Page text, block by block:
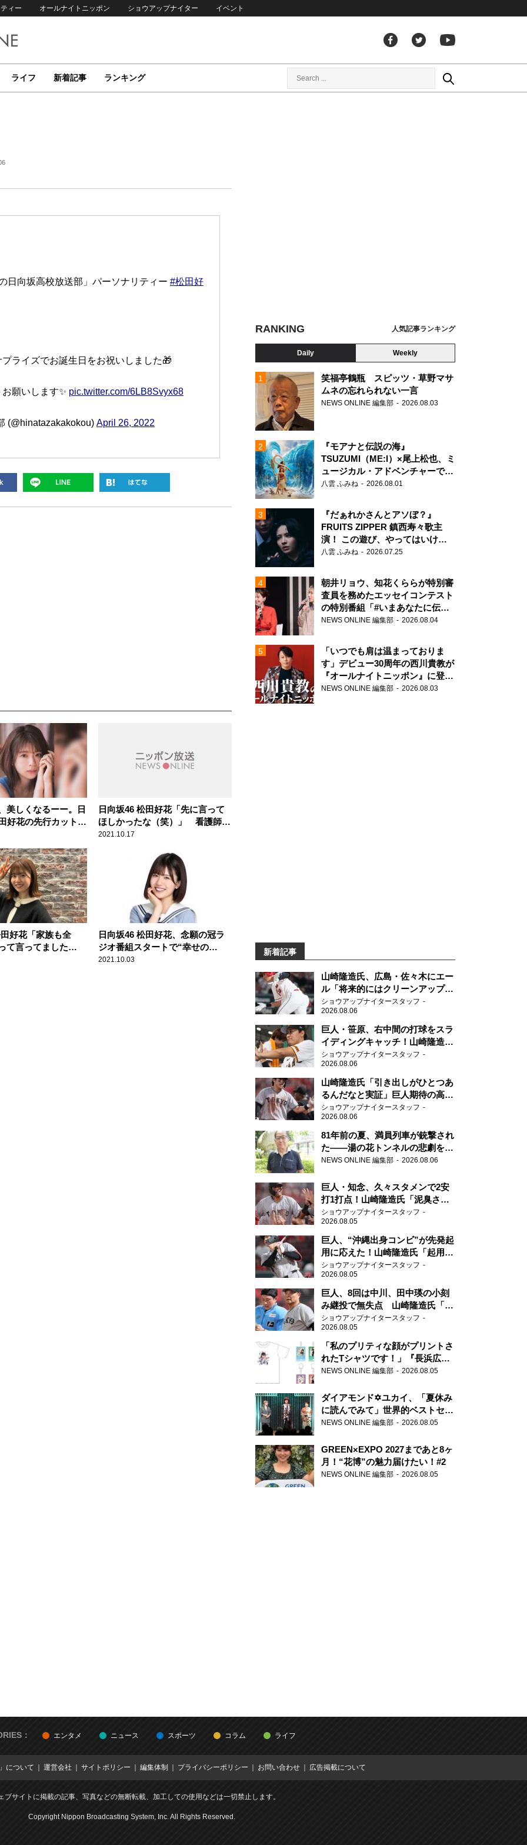
ィー オールナイトニッポン ショウアップナイター イベント
ライフ 新着記事 ランキング
日向坂高校放送部」パーソナリティー #松田好
ライズでお誕生日をお祝いしました🎁
願いします✨ pic.twitter.com/6LB8Svyx68
(@hinatazakakokou) April 26, 2022
美しくなるーー。日
好花の先行カットが
日向坂46 松田好花「先に言って
ほしかったな（笑）」 看護師か
らの思わぬ“告白”で頭が真っ白に
2021.10.17
好花「家族も全
て言ってました
日向坂46 松田好花、念願の冠ラ
ジオ番組スタートで“幸せの
涙”「こんな、初回から泣く人い
2021.10.03
RANKING 人気記事ランキング
Daily Weekly
笑福亭鶴瓶 スピッツ・草野マサ
ムネの忘れられない一言
NEWS ONLINE 編集部 2026.08.03
『モアナと伝説の海』
TSUZUMI（ME:I）×尾上松也、ミ
ュージカル・アドベンチャーで美
声を響かせる
八雲 ふみね 2026.08.01
『だぁれかさんとアソぼ？』
FRUITS ZIPPER 鎮西寿々歌主
演！ この遊び、やってはいけま
せん。
八雲 ふみね 2026.07.25
朝井リョウ、知花くららが特別審
査員を務めたエッセイコンテスト
の特別番組「#いまあなたに伝え
たいこと」
NEWS ONLINE 編集部 2026.08.04
「いつでも肩は温まっておりま
す」デビュー30周年の西川貴教が
『オールナイトニッポン』に登
場！
NEWS ONLINE 編集部 2026.08.03
新着記事
山崎隆造氏、広島・佐々木にエー
ル「将来的にはクリーンアップを
任せられるくらいまでは成長し
て」
ショウアップナイタースタッフ
2026.08.06
巨人・笹原、右中間の打球をスラ
イディングキャッチ！山崎隆造氏
「一歩でも遅れたら…」
ショウアップナイタースタッフ
2026.08.06
山崎隆造氏「引き出しがひとつあ
るんだなと実証」巨人期待の高卒
2年目が技あり安打
ショウアップナイタースタッフ
2026.08.06
81年前の夏、満員列車が銃撃され
た――湯の花トンネルの悲劇を語
り継ぐ男性の
NEWS ONLINE 編集部 2026.08.06
巨人・知念、久々スタメンで2安
打1打点！山崎隆造氏「泥臭さを
感じる」、「ジャイアンツには少
ないタイプ」
ショウアップナイタースタッフ
2026.08.05
巨人、“沖縄出身コンビ”が先発起
用に応えた！山崎隆造氏「起用が
当たった」
ショウアップナイタースタッフ
2026.08.05
巨人、8回は中川、田中瑛の小刻
み継投で無失点 山崎隆造氏「確
実に勝ちにいくところ」
ショウアップナイタースタッフ
2026.08.05
「私のプリティな顔がプリントさ
れたTシャツです！」『長浜広奈
天下無双』初の番組グッズ発売
NEWS ONLINE 編集部 2026.08.05
ダイアモンド✡ユカイ、「夏休み
に読んでみて」世界的ベストセラ
ー『アナスタシア』を紹介
NEWS ONLINE 編集部 2026.08.05
GREEN×EXPO 2027まであと8ヶ
月！“花博”の魅力届けたい！#2
NEWS ONLINE 編集部 2026.08.05
： エンタメ ニュース スポーツ コラム ライフ
について 運営会社 サイトポリシー 編集体制 プライバシーポリシー お問い合わせ 広告掲載について
ブサイトに掲載の記事、写真などの無断転載、加工しての使用などは一切禁止します。
Copyright Nippon Broadcasting System, Inc. All Rights Reserved.